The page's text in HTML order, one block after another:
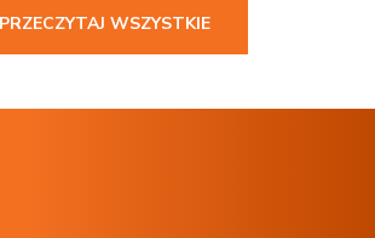
PRZECZYTAJ WSZYSTKIE